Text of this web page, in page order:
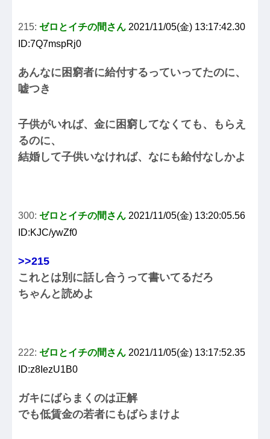
215: ゼロとイチの間さん 2021/11/05(金) 13:17:42.30
ID:7Q7mspRj0
あんなに困窮者に給付するっていってたのに、
嘘つき
子供がいれば、金に困窮してなくても、もらえ
るのに、
結婚して子供いなければ、なにも給付なしかよ
300: ゼロとイチの間さん 2021/11/05(金) 13:20:05.56
ID:KJC/ywZf0
>>215
これとは別に話し合うって書いてるだろ
ちゃんと読めよ
222: ゼロとイチの間さん 2021/11/05(金) 13:17:52.35
ID:z8IezU1B0
ガキにばらまくのは正解
でも低賃金の若者にもばらまけよ